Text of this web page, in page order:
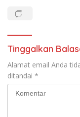
Tinggalkan
Alamat email Anda
ditandai *